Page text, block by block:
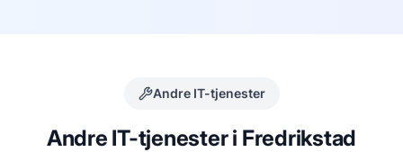
Andre IT-tjenester
Andre IT-tjenester i Fredrikstad